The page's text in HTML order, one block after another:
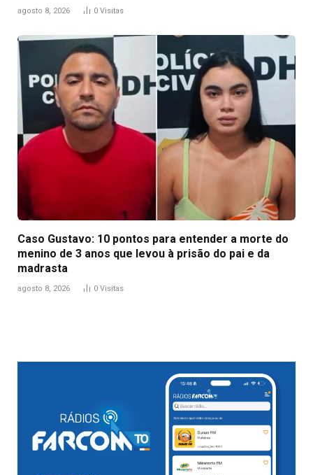
agosto 8, 2026 0 Visitas
Caso Gustavo: 10 pontos para entender a morte do
menino de 3 anos que levou à prisão do pai e da
madrasta
agosto 8, 2026 0 Visitas